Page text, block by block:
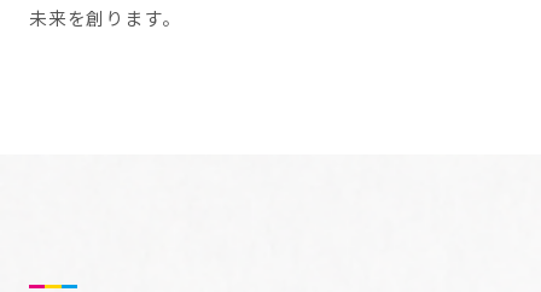
未来を創ります。